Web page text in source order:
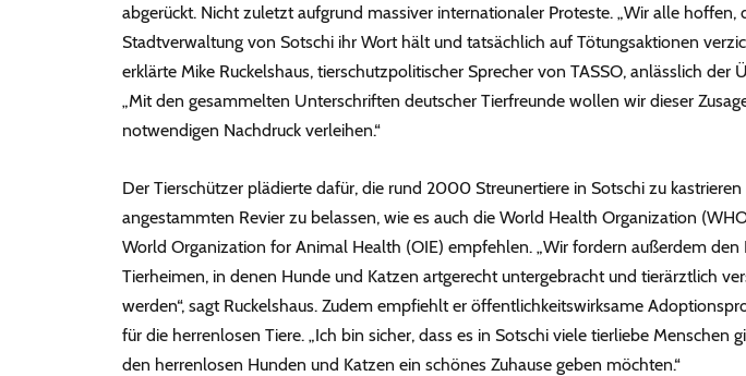
abgerückt. Nicht zuletzt aufgrund massiver internationaler Proteste. „Wir alle hoffen,
Stadtverwaltung von Sotschi ihr Wort hält und tatsächlich auf Tötungsaktionen
erklärte Mike Ruckelshaus, tierschutzpolitischer Sprecher von TASSO, anlässlich der
„Mit den gesammelten Unterschriften deutscher Tierfreunde wollen wir dieser
notwendigen Nachdruck verleihen.“
Der Tierschützer plädierte dafür, die rund 2000 Streunertiere in Sotschi zu
angestammten Revier zu belassen, wie es auch die World Health Organization
World Organization for Animal Health (OIE) empfehlen. „Wir fordern außerdem den
Tierheimen, in denen Hunde und Katzen artgerecht untergebracht und tierärztlich
werden“, sagt Ruckelshaus. Zudem empfiehlt er öffentlichkeitswirksame
für die herrenlosen Tiere. „Ich bin sicher, dass es in Sotschi viele tierliebe Menschen
den herrenlosen Hunden und Katzen ein schönes Zuhause geben möchten.“